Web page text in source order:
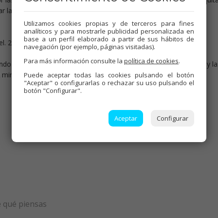
la carne y el líquido
2
falten 2 minutos,echar por el bocal la carne de los mejillones y
más.
qué piensas
Utilizamos cookies propias y de terceros para fines
analíticos y para mostrarle publicidad personalizada en
base a un perfil elaborado a partir de sus hábitos de
navegación (por ejemplo, páginas visitadas).
Para más información consulte la política de cookies.
Puede aceptar todas las cookies pulsando el botón
"Aceptar" o configurarlas o rechazar su uso pulsando el
botón "Configurar".
Aceptar Configurar